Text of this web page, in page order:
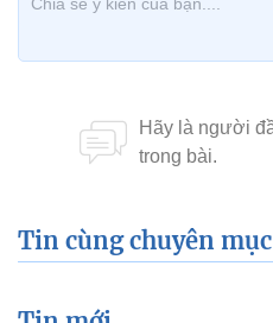
Tin cùng chuyên mục